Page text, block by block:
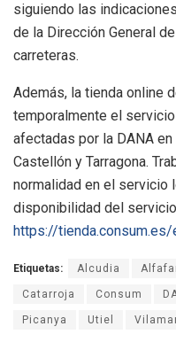
siguiendo las
de la Dirección General
carreteras.
Además, la tienda online
temporalmente el
afectadas por la DANA
Castellón y Tarragona.
normalidad en el servicio
disponibilidad del
https://tienda.consum.es/
Etiquetas: Alcudia
Catarroja Consum
Picanya Utiel